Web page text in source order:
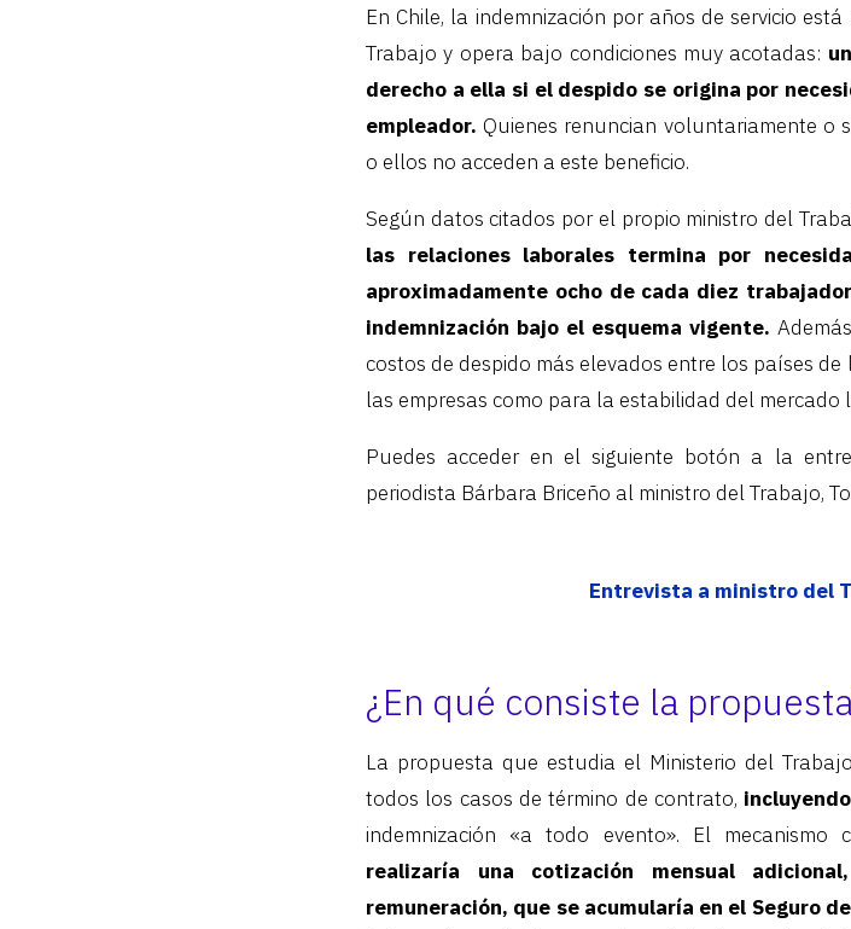
En Chile, la indemnización por años de servicio
Trabajo y opera bajo condiciones muy acotadas:
derecho a ella si el despido se origina por
empleador. Quienes renuncian voluntariamente o
o ellos no acceden a este beneficio.
Según datos citados por el propio ministro del
las relaciones laborales termina por
aproximadamente ocho de cada diez
indemnización bajo el esquema vigente.
costos de despido más elevados entre los países
las empresas como para la estabilidad del mercado
Puedes acceder en el siguiente botón a la
periodista Bárbara Briceño al ministro del Trabajo,
Entrevista a ministro del
¿En qué consiste la
La propuesta que estudia el Ministerio del
todos los casos de término de contrato,
indemnización «a todo evento». El mecanismo
realizaría una cotización mensual
remuneración, que se acumularía en el Seguro